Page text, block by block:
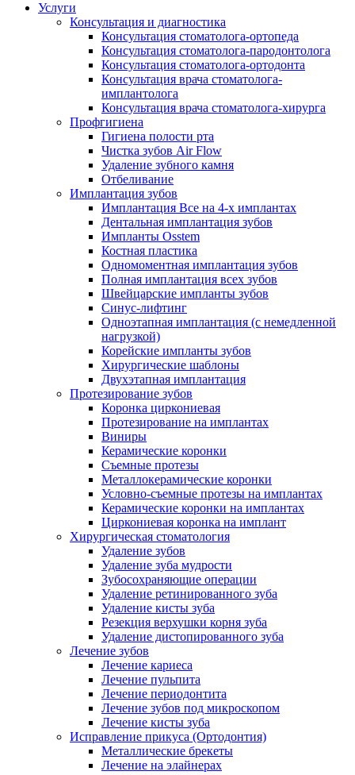
Услуги
Консультация и диагностика
Консультация стоматолога-ортопеда
Консультация стоматолога-пародонтолога
Консультация стоматолога-ортодонта
Консультация врача стоматолога-
имплантолога
Консультация врача стоматолога-хирурга
Профгигиена
Гигиена полости рта
Чистка зубов Air Flow
Удаление зубного камня
Отбеливание
Имплантация зубов
Имплантация Все на 4-х имплантах
Дентальная имплантация зубов
Импланты Osstem
Костная пластика
Одномоментная имплантация зубов
Полная имплантация всех зубов
Швейцарские импланты зубов
Синус-лифтинг
Одноэтапная имплантация (с немедленной
нагрузкой)
Корейские импланты зубов
Хирургические шаблоны
Двухэтапная имплантация
Протезирование зубов
Коронка циркониевая
Протезирование на имплантах
Виниры
Керамические коронки
Съемные протезы
Металлокерамические коронки
Условно-съемные протезы на имплантах
Керамические коронки на имплантах
Циркониевая коронка на имплант
Хирургическая стоматология
Удаление зубов
Удаление зуба мудрости
Зубосохраняющие операции
Удаление ретинированного зуба
Удаление кисты зуба
Резекция верхушки корня зуба
Удаление дистопированного зуба
Лечение зубов
Лечение кариеса
Лечение пульпита
Лечение периодонтита
Лечение зубов под микроскопом
Лечение кисты зуба
Исправление прикуса (Ортодонтия)
Металлические брекеты
Лечение на элайнерах